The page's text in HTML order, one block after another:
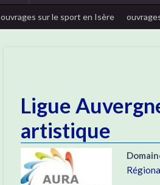
ouvrages sur le sport en Isère
Ligue
artistique